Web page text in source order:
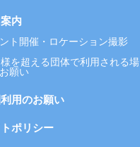
内
ト開催・ロケーション撮影
を超える団体で利用される場
願い
用のお願い
ポリシー